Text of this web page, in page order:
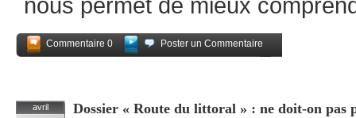
Commentaire 0
Poster un Commentaire
avril
Dossier « Route du littoral » : ne doit-on pas